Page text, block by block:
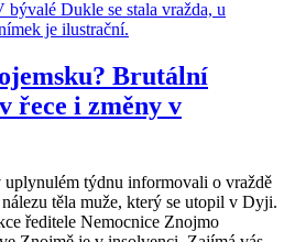
Brutální
řece i změny v
týdnu informovali o vraždě
těla muže, který se utopil v Dyji.
ředitele Nemocnice Znojmo